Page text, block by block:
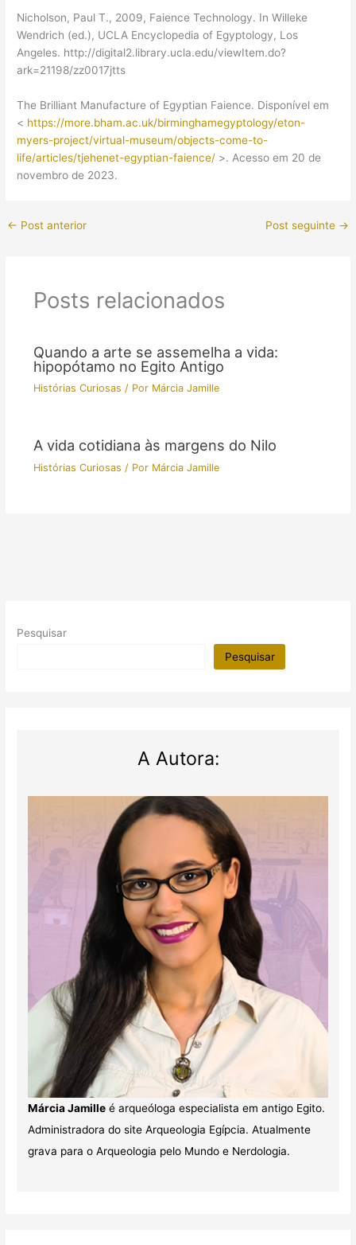
Nicholson, Paul T., 2009, Faience Technology. In Willeke
Wendrich (ed.), UCLA Encyclopedia of Egyptology, Los
Angeles. http://digital2.library.ucla.edu/viewItem.do?
ark=21198/zz0017jtts
The Brilliant Manufacture of Egyptian Faience. Disponível em
< https://more.bham.ac.uk/birminghamegyptology/eton-
myers-project/virtual-museum/objects-come-to-
life/articles/tjehenet-egyptian-faience/ >. Acesso em 20 de
novembro de 2023.
← Post anterior Post seguinte →
Posts relacionados
Quando a arte se assemelha a vida:
hipopótamo no Egito Antigo
Histórias Curiosas / Por Márcia Jamille
A vida cotidiana às margens do Nilo
Histórias Curiosas / Por Márcia Jamille
Pesquisar
Pesquisar
A Autora:
Márcia Jamilleé arqueóloga especialista em antigo Egito.
Administradora do site Arqueologia Egípcia. Atualmente
grava para o Arqueologia pelo Mundo e Nerdologia.